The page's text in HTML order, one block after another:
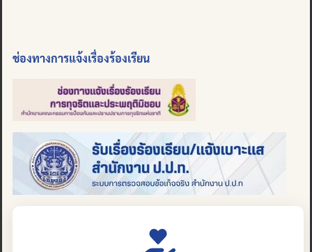
ช่องทางการแจ้งเรื่องร้องเรียน